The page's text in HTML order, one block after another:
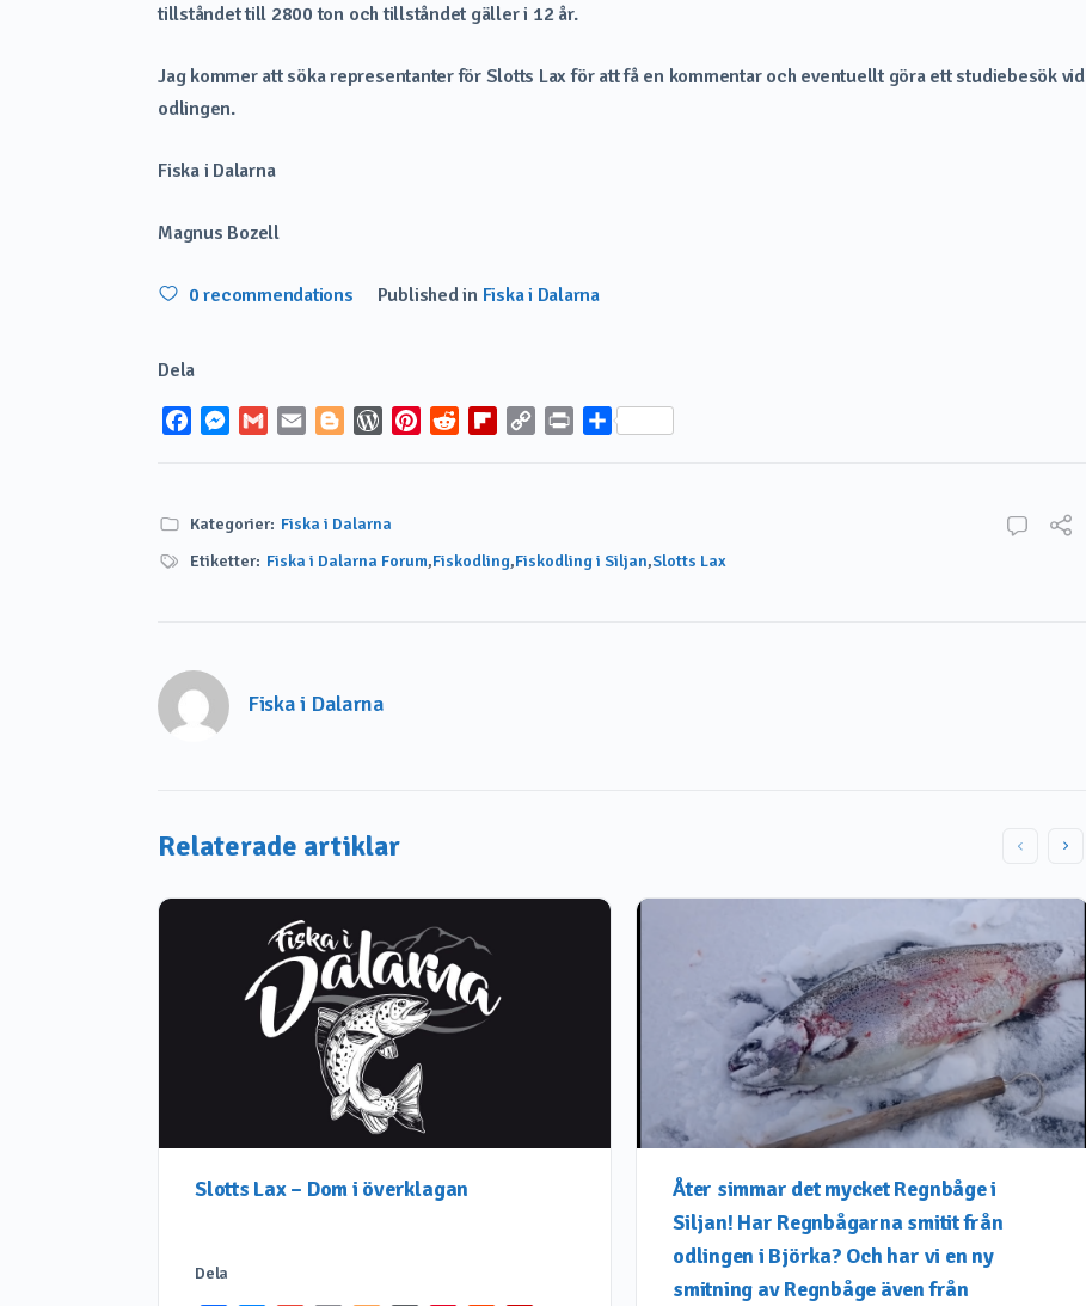
tillståndet till 2800 ton och tillståndet gäller i 12 år.
Jag kommer att söka representanter för Slotts Lax för att få en kommentar och eventuellt göra ett studiebesök vid
odlingen.
Fiska i Dalarna
Magnus Bozell
0 recommendations Published in Fiska i Dalarna
Dela
FacebookMessenger
Gmail Email BloggerWordPressPinterest
Reddit Flipboard
Copy
Print Dela
Kategorier: Fiska i Dalarna
Etiketter: Fiska i Dalarna Forum,Fiskodling,Fiskodling i Siljan,Slotts Lax
Fiska i Dalarna
Relaterade artiklar
Slotts Lax – Dom i överklagan
Dela
Åter simmar det mycket Regnbåge i
Siljan! Har Regnbågarna smitit från
odlingen i Björka? Och har vi en ny
smitning av Regnbåge även från